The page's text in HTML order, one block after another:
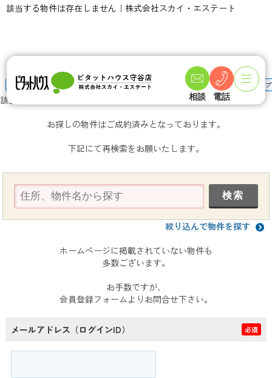
該当する物件は存在しません｜株式会社スカイ・エステート
相談 電話
TOPページ 物件検索 中古一戸建て・中古住宅 つくばみらい市 つくばエクス
該当する物件は存在しません
お探しの物件はご成約済みとなっております。
下記にて再検索をお願いたします。
絞り込んで物件を探す
ホームページに掲載されていない物件も
多数ございます。
お手数ですが、
会員登録フォームよりお問合せ下さい。
メールアドレス（ログインID） 必須